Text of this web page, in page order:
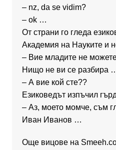
– nz, da se vidim?
– ok …
От страни го гледа
Академия на Науките и
– Вие младите не
Нищо не ви се разбира
– А вие кой сте??
Езиковедът изпъчил
– Аз, моето момче, съм
Иван Иванов …
Още вицове на